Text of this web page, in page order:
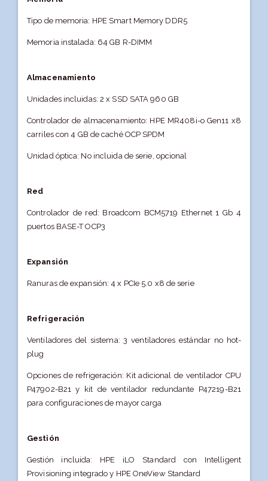
Tipo de memoria: HPE Smart Memory DDR5
Memoria instalada: 64 GB R-DIMM
Almacenamiento
Unidades incluidas: 2 x SSD SATA 960 GB
Controlador de almacenamiento: HPE MR408i-o Gen11 x8
carriles con 4 GB de caché OCP SPDM
Unidad óptica: No incluida de serie, opcional
Red
Controlador de red: Broadcom BCM5719 Ethernet 1 Gb 4
puertos BASE-T OCP3
Expansión
Ranuras de expansión: 4 x PCIe 5.0 x8 de serie
Refrigeración
Ventiladores del sistema: 3 ventiladores estándar no hot-
plug
Opciones de refrigeración: Kit adicional de ventilador CPU
P47902-B21 y kit de ventilador redundante P47219-B21
para configuraciones de mayor carga
Gestión
Gestión incluida: HPE iLO Standard con Intelligent
Provisioning integrado y HPE OneView Standard